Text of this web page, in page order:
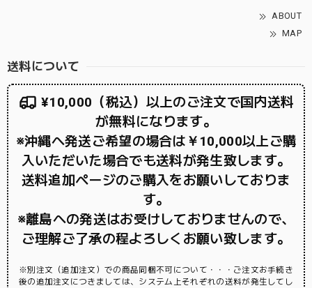
ABOUT
MAP
送料について
¥10,000（税込）以上のご注文で国内送料
が無料になります。
※沖縄へ発送ご希望の場合は￥10,000以上ご購
入いただいた場合でも送料が発生致します。
送料追加ページのご購入をお願いしておりま
す。
※離島への発送はお受けしておりませんので、
ご理解ご了承の程よろしくお願い致します。
※別注文（追加注文）での商品同梱不可について・・・ご注文お手続き
後の追加注文につきましては、システム上それぞれの送料が発生してし